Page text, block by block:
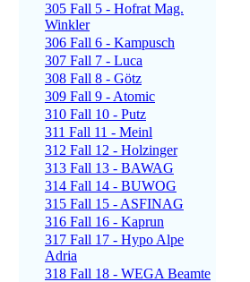
305 Fall 5 - Hofrat Mag.
Winkler
306 Fall 6 - Kampusch
307 Fall 7 - Luca
308 Fall 8 - Götz
309 Fall 9 - Atomic
310 Fall 10 - Putz
311 Fall 11 - Meinl
312 Fall 12 - Holzinger
313 Fall 13 - BAWAG
314 Fall 14 - BUWOG
315 Fall 15 - ASFINAG
316 Fall 16 - Kaprun
317 Fall 17 - Hypo Alpe
Adria
318 Fall 18 - WEGA Beamte